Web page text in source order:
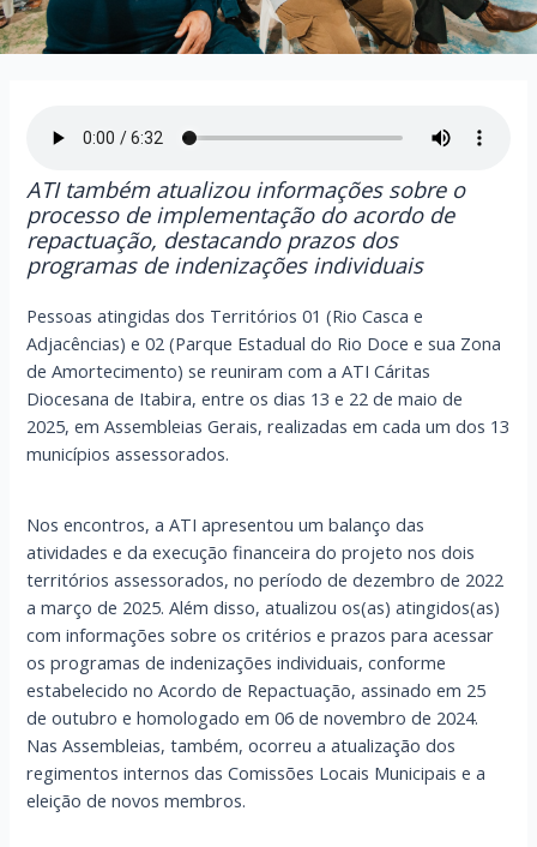
ATI também atualizou informações sobre o
processo de implementação do acordo de
repactuação, destacando prazos dos
programas de indenizações individuais
Pessoas atingidas dos Territórios 01 (Rio Casca e
Adjacências) e 02 (Parque Estadual do Rio Doce e sua Zona
de Amortecimento) se reuniram com a ATI Cáritas
Diocesana de Itabira, entre os dias 13 e 22 de maio de
2025, em Assembleias Gerais, realizadas em cada um dos 13
municípios assessorados.
Nos encontros, a ATI apresentou um balanço das
atividades e da execução financeira do projeto nos dois
territórios assessorados, no período de dezembro de 2022
a março de 2025. Além disso, atualizou os(as) atingidos(as)
com informações sobre os critérios e prazos para acessar
os programas de indenizações individuais, conforme
estabelecido no Acordo de Repactuação, assinado em 25
de outubro e homologado em 06 de novembro de 2024.
Nas Assembleias, também, ocorreu a atualização dos
regimentos internos das Comissões Locais Municipais e a
eleição de novos membros.